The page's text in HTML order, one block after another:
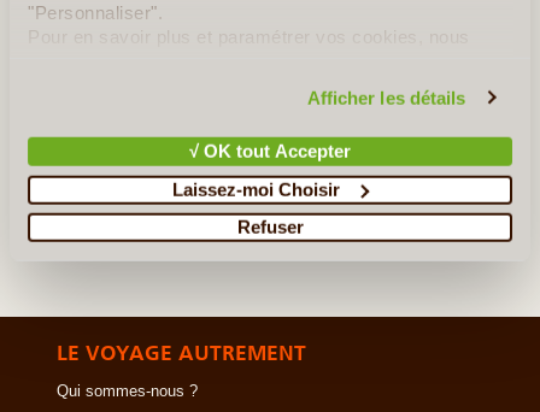
"Personnaliser".
Pour en savoir plus et paramétrer vos cookies, nous
Afficher les détails
√ OK tout Accepter
Laissez-moi Choisir
Refuser
Les Tsingys de Bemaraha
Tous les circuits à Madagascar
LE VOYAGE AUTREMENT
Qui sommes-nous ?